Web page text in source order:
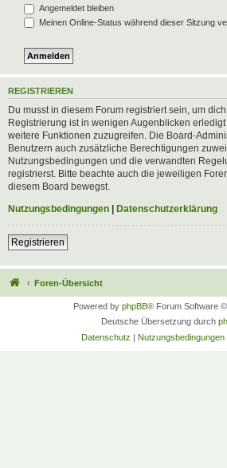
Angemeldet bleiben
Meinen Online-Status während dieser Sitzung
REGISTRIEREN
Du musst in diesem Forum registriert sein, um
Registrierung ist in wenigen Augenblicken
weitere Funktionen zuzugreifen. Die Board-
Benutzern auch zusätzliche Berechtigungen
Nutzungsbedingungen und die verwandten
registrierst. Bitte beachte auch die jeweiligen
diesem Board bewegst.
Nutzungsbedingungen | Datenschutzerklärung
Registrieren
Foren-Übersicht
Powered by phpBB® Forum Software ©
Deutsche Übersetzung durch
Datenschutz | Nutzungsbedingungen